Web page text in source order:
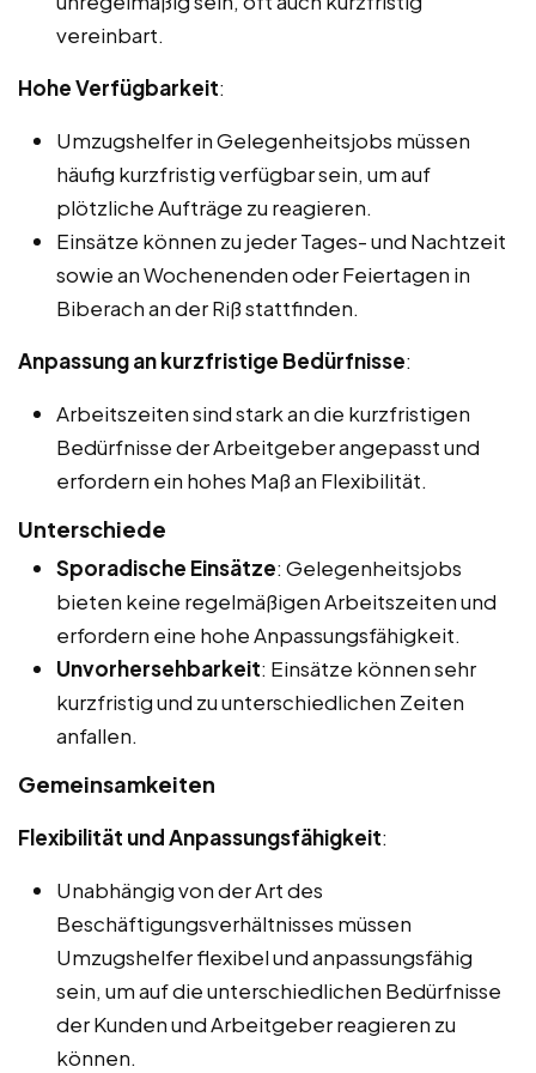
vereinbart.
Hohe Verfügbarkeit:
Umzugshelfer in Gelegenheitsjobs müssen
häufig kurzfristig verfügbar sein, um auf
plötzliche Aufträge zu reagieren.
Einsätze können zu jeder Tages- und Nachtzeit
sowie an Wochenenden oder Feiertagen in
Biberach an der Riß stattfinden.
Anpassung an kurzfristige Bedürfnisse:
Arbeitszeiten sind stark an die kurzfristigen
Bedürfnisse der Arbeitgeber angepasst und
erfordern ein hohes Maß an Flexibilität.
Unterschiede
Sporadische Einsätze: Gelegenheitsjobs
bieten keine regelmäßigen Arbeitszeiten und
erfordern eine hohe Anpassungsfähigkeit.
Unvorhersehbarkeit: Einsätze können sehr
kurzfristig und zu unterschiedlichen Zeiten
anfallen.
Gemeinsamkeiten
Flexibilität und Anpassungsfähigkeit:
Unabhängig von der Art des
Beschäftigungsverhältnisses müssen
Umzugshelfer flexibel und anpassungsfähig
sein, um auf die unterschiedlichen Bedürfnisse
der Kunden und Arbeitgeber reagieren zu
können.